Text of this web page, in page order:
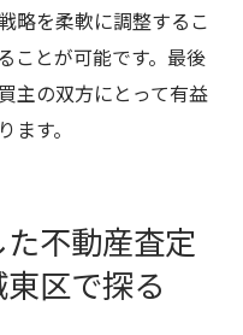
略を柔軟に調整するこ
ことが可能です。最後
主の双方にとって有益
す。
不動産査定
区で探る